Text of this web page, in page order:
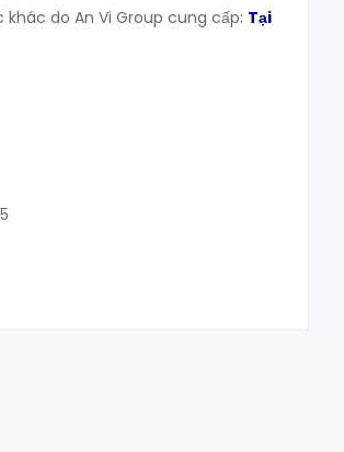
do An Vi Group cung cấp: Tại